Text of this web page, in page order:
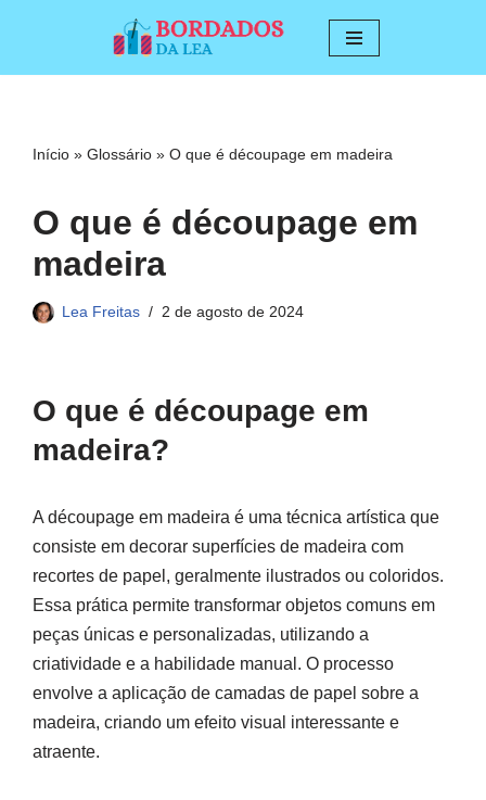
conteúdo
Início » Glossário » O que é découpage em madeira
O que é découpage em
madeira
Lea Freitas 2 de agosto de 2024
O que é découpage em
madeira?
A découpage em madeira é uma técnica artística que
consiste em decorar superfícies de madeira com
recortes de papel, geralmente ilustrados ou coloridos.
Essa prática permite transformar objetos comuns em
peças únicas e personalizadas, utilizando a
criatividade e a habilidade manual. O processo
envolve a aplicação de camadas de papel sobre a
madeira, criando um efeito visual interessante e
atraente.